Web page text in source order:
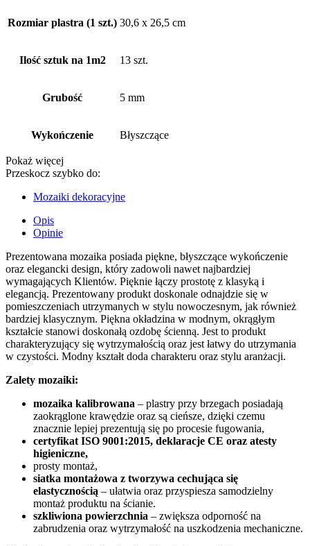
Rozmiar plastra (1 szt.) 30,6 x 26,5 cm
Ilość sztuk na 1m2 13 szt.
Grubość 5 mm
Wykończenie Błyszczące
Pokaż więcej
Przeskocz szybko do:
Mozaiki dekoracyjne
Opis
Opinie
Prezentowana mozaika posiada piękne, błyszczące wykończenie
oraz elegancki design, który zadowoli nawet najbardziej
wymagających Klientów. Pięknie łączy prostotę z klasyką i
elegancją. Prezentowany produkt doskonale odnajdzie się w
pomieszczeniach utrzymanych w stylu nowoczesnym, jak również
bardziej klasycznym. Piękna okładzina w modnym, okrągłym
kształcie stanowi doskonałą ozdobę ścienną. Jest to produkt
charakteryzujący się wytrzymałością oraz jest łatwy do utrzymania
w czystości. Modny kształt doda charakteru oraz stylu aranżacji.
Zalety mozaiki:
mozaika kalibrowana – plastry przy brzegach posiadają
zaokrąglone krawędzie oraz są cieńsze, dzięki czemu
znacznie lepiej prezentują się po procesie fugowania,
certyfikat ISO 9001:2015, deklaracje CE oraz atesty
higieniczne,
prosty montaż,
siatka montażowa z tworzywa cechująca się
elastycznością – ułatwia oraz przyspiesza samodzielny
montaż produktu na ścianie.
szkliwiona powierzchnia – zwiększa odporność na
zabrudzenia oraz wytrzymałość na uszkodzenia mechaniczne.